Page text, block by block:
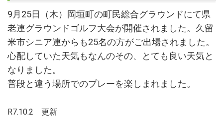
9 月 25日（木）岡垣町の町民総合グラウンドにて県
老連グラウンドゴルフ大会が開催されました。久留
米市シニア連からも25名の方がご出場されました。
心配していた天気もなんのその、とても良い天気と
なりました。
普段と違う場所でのプレーを楽しまれました。
R7.10.2 更新